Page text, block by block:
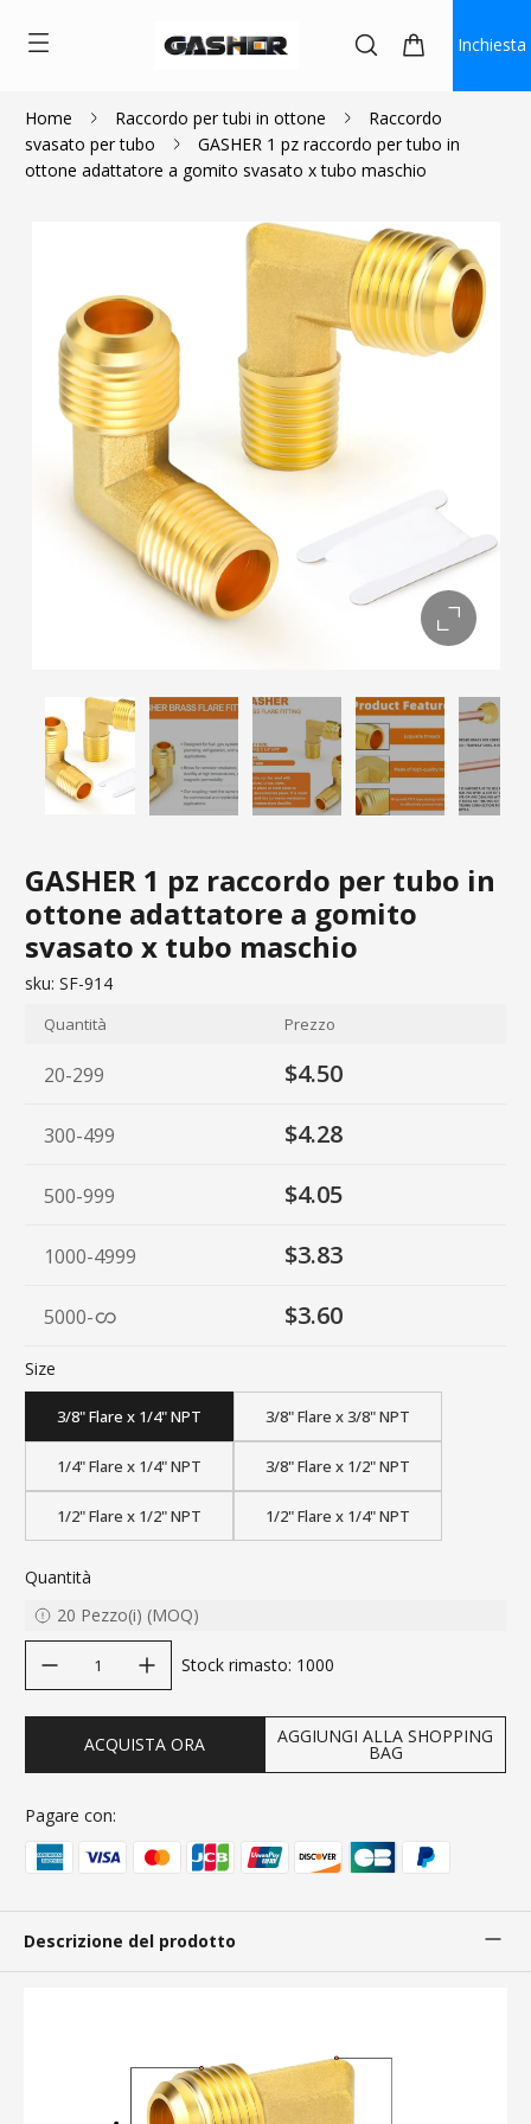
Inchiesta
Home Raccordo per tubi in ottone
Raccordo
svasato per tubo
GASHER 1 pz raccordo per tubo in
ottone adattatore a gomito svasato x tubo maschio
GASHER 1 pz raccordo per tubo in
ottone adattatore a gomito
svasato x tubo maschio
$5.00 $4.50
sku: SF-914
Quantità Prezzo
20-299 $4.50
300-499 $4.28
500-999 $4.05
1000-4999 $3.83
5000- $3.60
Size
3/8" Flare x 1/4" NPT 3/8" Flare x 3/8" NPT
1/4" Flare x 1/4" NPT 3/8" Flare x 1/2" NPT
1/2" Flare x 1/2" NPT 1/2" Flare x 1/4" NPT
Quantità
20 Pezzo(i) (MOQ)
Stock rimasto: 1000
ACQUISTA ORA AGGIUNGI ALLA SHOPPING
BAG
Pagare con:
Descrizione del prodotto